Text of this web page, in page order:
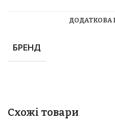
ДОДАТКОВА
БРЕНД
Схожі товари